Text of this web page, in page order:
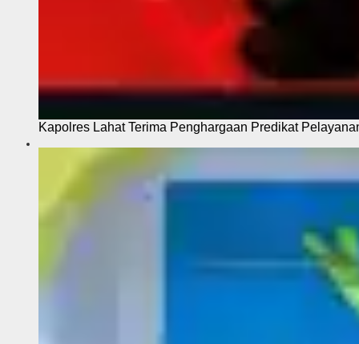
Kapolres Lahat Terima Penghargaan Predikat